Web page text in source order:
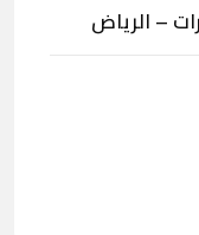
– الرياض